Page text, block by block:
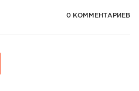
0 КОММЕНТАРИЕВ